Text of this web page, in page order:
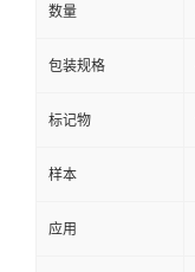
数量
包装规格
标记物
样本
应用